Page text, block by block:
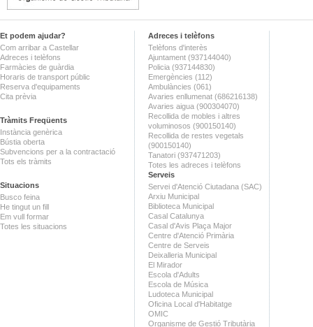
Et podem ajudar?
Com arribar a Castellar
Adreces i telèfons
Farmàcies de guàrdia
Horaris de transport públic
Reserva d'equipaments
Cita prèvia
Tràmits Freqüents
Instància genèrica
Bústia oberta
Subvencions per a la contractació
Tots els tràmits
Situacions
Busco feina
He tingut un fill
Em vull formar
Totes les situacions
Adreces i telèfons
Telèfons d'interès
Ajuntament (937144040)
Policia (937144830)
Emergències (112)
Ambulàncies (061)
Avaries enllumenat (686216138)
Avaries aigua (900304070)
Recollida de mobles i altres
voluminosos (900150140)
Recollida de restes vegetals
(900150140)
Tanatori (937471203)
Totes les adreces i telèfons
Serveis
Servei d'Atenció Ciutadana (SAC)
Arxiu Municipal
Biblioteca Municipal
Casal Catalunya
Casal d'Avis Plaça Major
Centre d'Atenció Primària
Centre de Serveis
Deixalleria Municipal
El Mirador
Escola d'Adults
Escola de Música
Ludoteca Municipal
Oficina Local d'Habitatge
OMIC
Organisme de Gestió Tributària